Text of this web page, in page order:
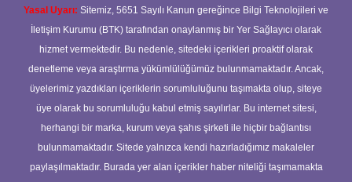
Yasal Uyarı: Sitemiz, 5651 Sayılı Kanun gereğince Bilgi Teknolojileri ve
İletişim Kurumu (BTK) tarafından onaylanmış bir Yer Sağlayıcı olarak
hizmet vermektedir. Bu nedenle, sitedeki içerikleri proaktif olarak
denetleme veya araştırma yükümlülüğümüz bulunmamaktadır. Ancak,
üyelerimiz yazdıkları içeriklerin sorumluluğunu taşımakta olup, siteye
üye olarak bu sorumluluğu kabul etmiş sayılırlar. Bu internet sitesi,
herhangi bir marka, kurum veya şahıs şirketi ile hiçbir bağlantısı
bulunmamaktadır. Sitede yalnızca kendi hazırladığımız makaleler
paylaşılmaktadır. Burada yer alan içerikler haber niteliği taşımamakta